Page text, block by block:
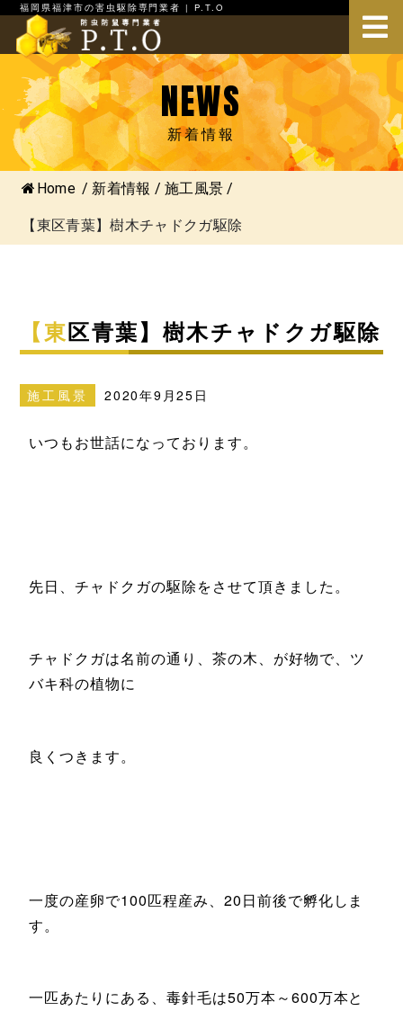
福岡県福津市の害虫駆除専門業者 | P.T.O
NEWS
新着情報
Home / 新着情報 / 施工風景 /
【東区青葉】樹木チャドクガ駆除
【東区青葉】樹木チャドクガ駆除
施工風景 2020年9月25日
いつもお世話になっております。
先日、チャドクガの駆除をさせて頂きました。
チャドクガは名前の通り、茶の木、が好物で、ツ
バキ科の植物に
良くつきます。
一度の産卵で100匹程産み、20日前後で孵化しま
す。
一匹あたりにある、毒針毛は50万本～600万本と